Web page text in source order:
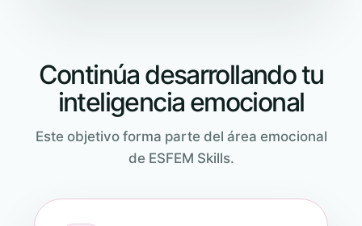
Continúa desarrollando tu
inteligencia emocional
Este objetivo forma parte del área emocional
de ESFEM Skills.